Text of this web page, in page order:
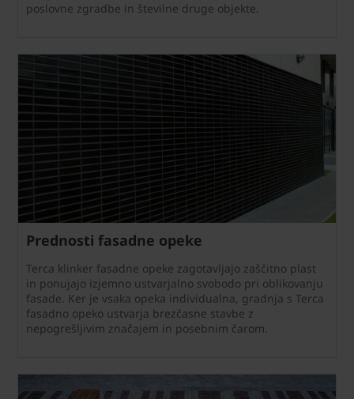
poslovne zgradbe in številne druge objekte.
Prednosti fasadne opeke
Terca klinker fasadne opeke zagotavljajo zaščitno plast
in ponujajo izjemno ustvarjalno svobodo pri oblikovanju
fasade. Ker je vsaka opeka individualna, gradnja s Terca
fasadno opeko ustvarja brezčasne stavbe z
nepogrešljivim značajem in posebnim čarom.